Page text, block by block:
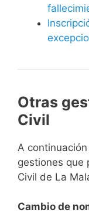
Otras
Civil
A
gestiones que
Civil de La
Cambio de